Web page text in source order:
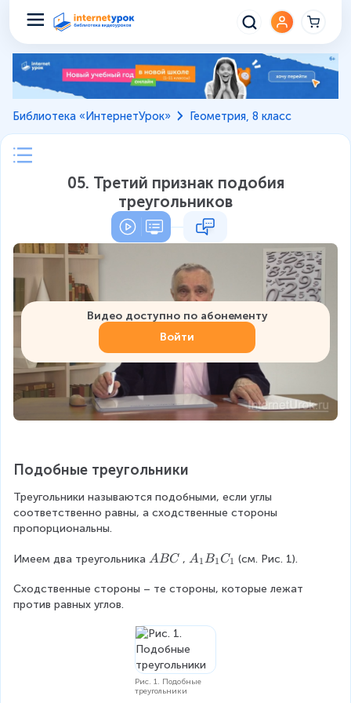
Библиотека «ИнтернетУрок» Геометрия, 8 класс
05. Третий признак подобия
треугольников
Видео доступно по абонементу
Войти
Подобные треугольники
Треугольники называются подобными, если углы
соответственно равны, а сходственные стороны
пропорциональны.
Имеем два треугольника \
A
ABC , A
1
C
_
1
A1B1C1 (см. Рис. 1).
Сходственные стороны – те стороны, которые лежат
против равных углов.
Рис. 1. Подобные
треугольники